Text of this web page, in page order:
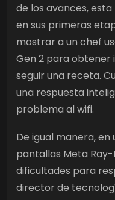
de los avances,
en sus primeras
mostrar a un chef
Gen 2 para obtener
seguir una receta.
una respuesta
problema al wifi.
De igual manera,
pantallas Meta
dificultades para
director de